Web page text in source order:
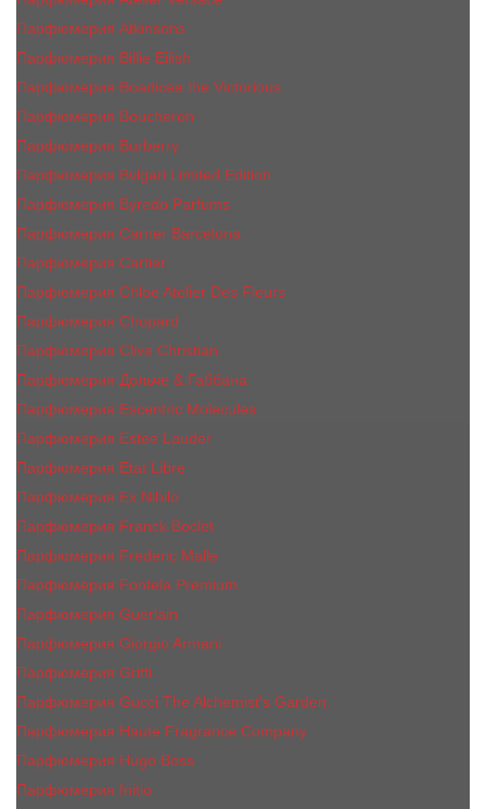
Парфюмерия Atkinsons
Парфюмерия Billie Eilish
Парфюмерия Boadicea the Victorious
Парфюмерия Boucheron
Парфюмерия Burberry
Парфюмерия Bvlgari Limited Edition
Парфюмерия Byredo Parfums
Парфюмерия Carner Barcelona
Парфюмерия Cartier
Парфюмерия Chloe Atelier Des Fleurs
Парфюмерия Сhopard
Парфюмерия Clive Christian
Парфюмерия Дольче & Габбана
Парфюмерия Escentric Molecules
Парфюмерия Estee Lаudеr
Парфюмерия Etat Libre
Парфюмерия Ex Nihilo
Парфюмерия Franck Boclet
Парфюмерия Frеderic Mаlle
Парфюмерия Fontela Premium
Парфюмерия Guerlain
Парфюмерия Giorgio Armani
Парфюмерия Gritti
Парфюмерия Gucci The Alchemist’s Garden.
Парфюмерия Haute Fragrance Company
Парфюмерия Hugo Boss
Парфюмерия Initio